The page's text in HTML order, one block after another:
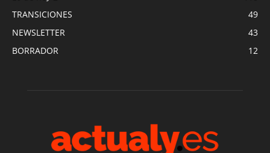
TRANSICIONES
49
NEWSLETTER
43
BORRADOR
12